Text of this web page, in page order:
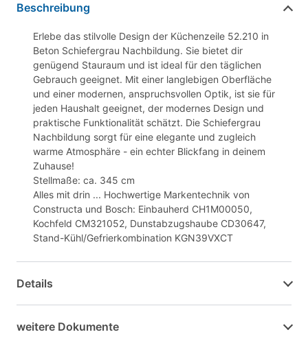
Beschreibung
Erlebe das stilvolle Design der Küchenzeile 52.210 in
Beton Schiefergrau Nachbildung. Sie bietet dir
genügend Stauraum und ist ideal für den täglichen
Gebrauch geeignet. Mit einer langlebigen Oberfläche
und einer modernen, anspruchsvollen Optik, ist sie für
jeden Haushalt geeignet, der modernes Design und
praktische Funktionalität schätzt. Die Schiefergrau
Nachbildung sorgt für eine elegante und zugleich
warme Atmosphäre - ein echter Blickfang in deinem
Zuhause!
Stellmaße: ca. 345 cm
Alles mit drin ... Hochwertige Markentechnik von
Constructa und Bosch: Einbauherd CH1M00050,
Kochfeld CM321052, Dunstabzugshaube CD30647,
Stand-Kühl/Gefrierkombination KGN39VXCT
Details
weitere Dokumente